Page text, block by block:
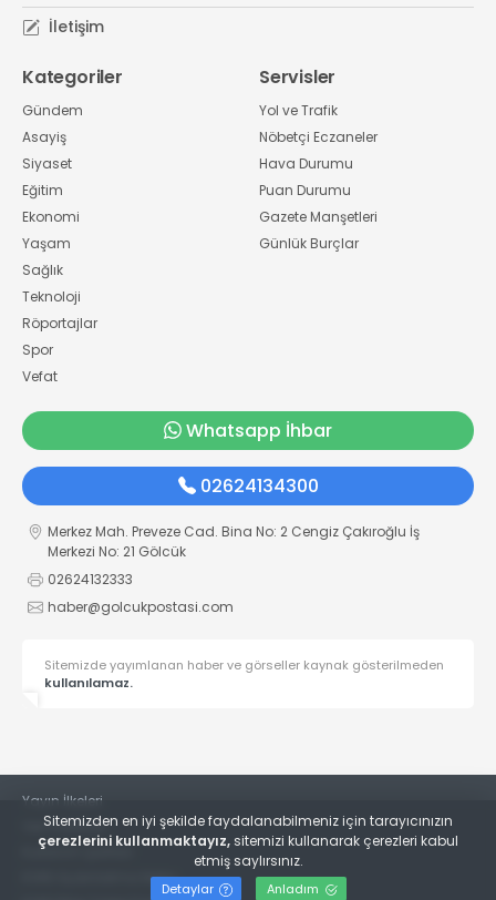
İletişim
Kategoriler
Gündem
Asayiş
Siyaset
Eğitim
Ekonomi
Yaşam
Sağlık
Teknoloji
Röportajlar
Spor
Vefat
Servisler
Yol ve Trafik
Nöbetçi Eczaneler
Hava Durumu
Puan Durumu
Gazete Manşetleri
Günlük Burçlar
Whatsapp İhbar
02624134300
Merkez Mah. Preveze Cad. Bina No: 2 Cengiz Çakıroğlu İş
Merkezi No: 21 Gölcük
02624132333
haber@golcukpostasi.com
Sitemizde yayımlanan haber ve görseller kaynak gösterilmeden
kullanılamaz.
Yayın İlkeleri
Veri Politikası
Kullanım Şartları
KVKK Aydınlatma Metni
Sitemizden en iyi şekilde faydalanabilmeniz için tarayıcınızın
çerezlerini kullanmaktayız, sitemizi kullanarak çerezleri kabul
etmiş saylırsınız.
Detaylar Anladım